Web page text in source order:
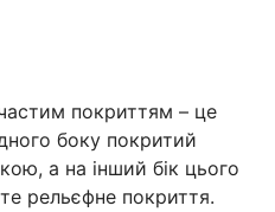
покриттям – це
боку покритий
а на інший бік цього
рельєфне покриття.